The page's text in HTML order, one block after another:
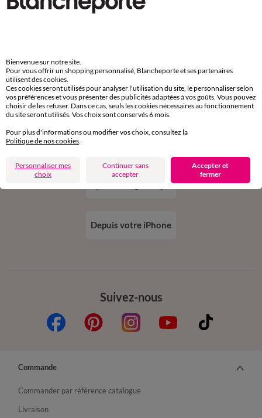
11€ Offerts
Ok
Suivez-nous
Téléchargez l’application
Depuis votre iPhone
Commande
Commander par référence catalogue
Livraison
Bienvenue sur notre site.
Pour vous offrir un shopping personnalisé, Blancheporte et ses partenaires
utilisent des cookies.
Ces cookies seront utilisés pour analyser l'utilisation du site, le personnaliser selon
vos préférences et vous présenter des publicités adaptées à vos goûts. Vous pouvez
choisir de les refuser. Dans ce cas, seuls les cookies nécessaires au fonctionnement
du site seront utilisés. Vos choix sont conservés 6 mois.
Pour plus d'informations ou modifier vos choix, consultez la
Politique de nos cookies
Personnaliser mes
choix
Continuer sans
accepter
Accepter et
fermer